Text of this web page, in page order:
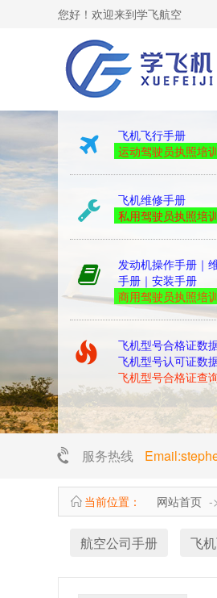
您好！欢迎来到学飞航空
kingair
飞机飞行手册
运动驾驶员执照培
飞机维修手册
私用驾驶员执照培
发动机操作手册｜
手册｜安装手册
商用驾驶员执照培
飞机型号合格证数
飞机型号认可证数
飞机型号合格证查
服务热线
当前位置： 网站首页
航空公司手册 飞